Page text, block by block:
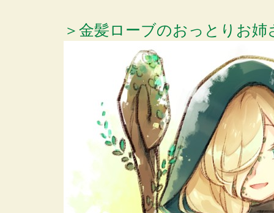
＞金髪ローブのおっとりお